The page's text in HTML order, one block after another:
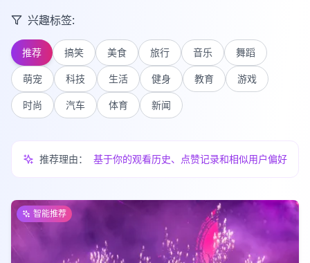
兴趣标签:
推荐 搞笑 美食 旅行 音乐
舞蹈
萌宠
科技 生活 健身 教育
游戏
时尚
汽车 体育 新闻
推荐理由： 基于你的观看历史、点赞记录和相似用户偏好
智能推荐